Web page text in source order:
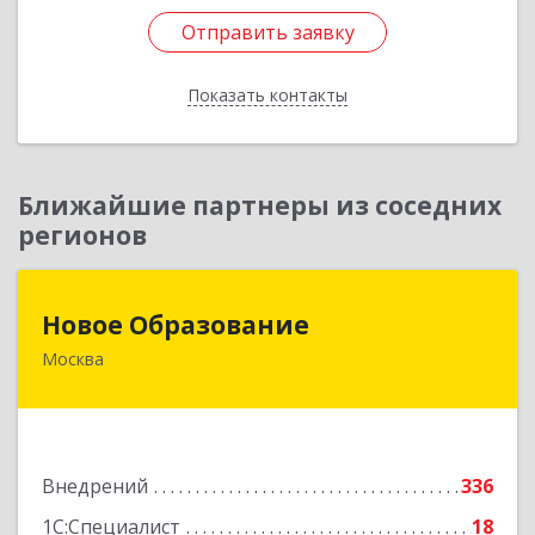
Отправить заявку
Показать контакты
Отправить заявку
Назад
Ближайшие партнеры из соседних
регионов
Новое Образование
Москва
Внедрений
336
1С:Специалист
18
125565, Москва г, Флотская ул, дом № 2, кв.17